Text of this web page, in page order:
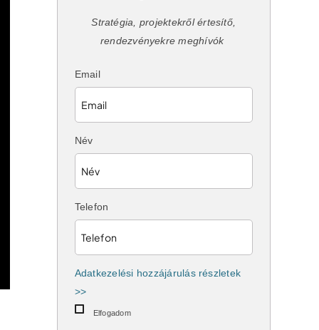
Stratégia, projektekről értesítő,
rendezvényekre meghívók
Email
Név
Telefon
Adatkezelési hozzájárulás részletek
>>
Elfogadom